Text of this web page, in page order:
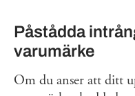
Påstådda
varumärke
Om du anser att ditt